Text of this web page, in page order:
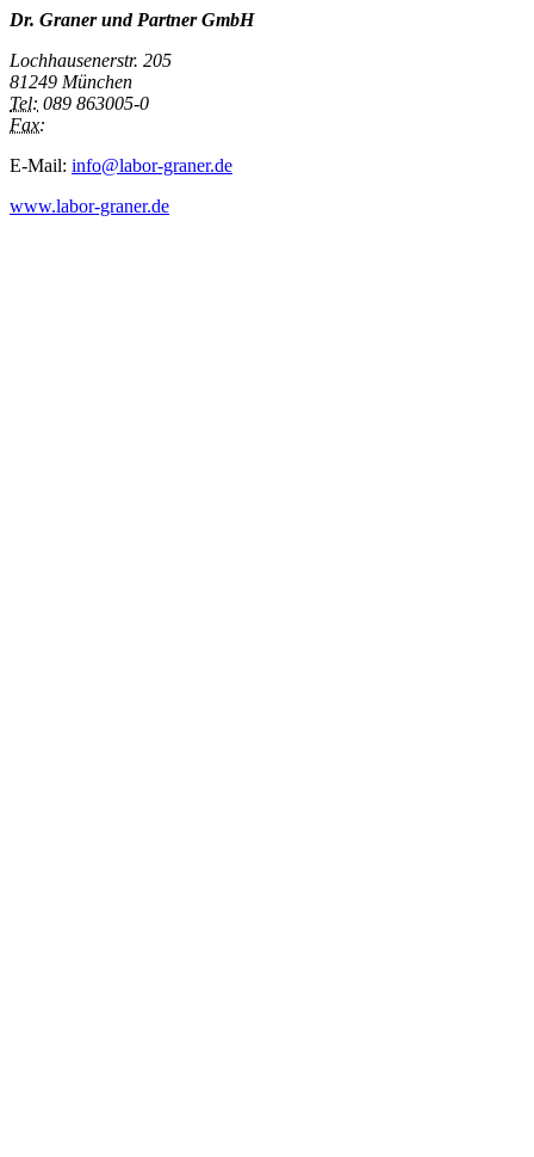
Dr. Graner und Partner GmbH
Lochhausenerstr. 205
81249 München
Tel: 089 863005-0
Fax:
E-Mail: info@labor-graner.de
www.labor-graner.de